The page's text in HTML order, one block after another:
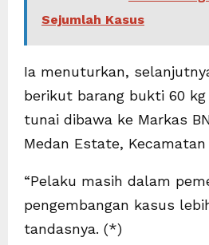
Sejumlah Kasus
Ia menuturkan,
berikut barang bukti 60
tunai dibawa ke Markas
Medan Estate,
“Pelaku masih dalam
pengembangan kasus
tandasnya. (*)